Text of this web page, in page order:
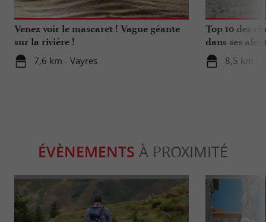
Venez voir le mascaret ! Vague géante
sur la rivière !
7,6 km - Vayres
Top 10 des
dans ses
8,5 km -
ÉVÈNEMENTS À PROXIMITÉ